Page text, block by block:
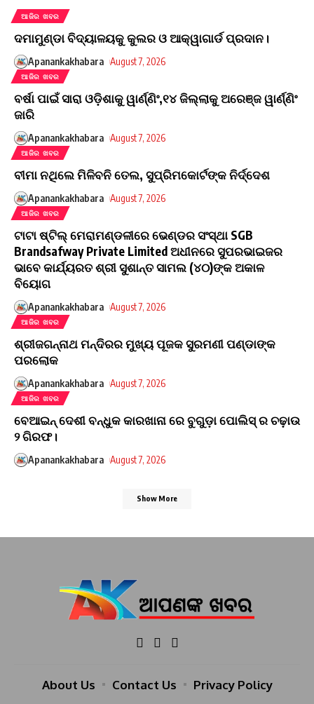
ଆଜିର ଖବର
ଦମାମୁଣ୍ଡା ବିଦ୍ୟାଳୟକୁ କୁଲର ଓ ଆକ୍ୱାଗାର୍ଡ ପ୍ରଦାନ।
Apanankakhabara August 7, 2026
ଆଜିର ଖବର
ବର୍ଷା ପାଇଁ ସାରା ଓଡ଼ିଶାକୁ ୱାର୍ଣ୍ଣିଂ,୧୪ ଜିଲ୍ଲାକୁ ଅରେଞ୍ଜ ୱାର୍ଣ୍ଣିଂ
ଜାରି
Apanankakhabara August 7, 2026
ଆଜିର ଖବର
ବୀମା ନଥିଲେ ମିଳିବନି ତେଲ, ସୁପ୍ରିମକୋର୍ଟଙ୍କ ନିର୍ଦ୍ଦେଶ
Apanankakhabara August 7, 2026
ଆଜିର ଖବର
ଟାଟା ଷ୍ଟିଲ୍ ମେରାମଣ୍ଡଳୀରେ ଭେଣ୍ଡର ସଂସ୍ଥା SGB
Brandsafway Private Limited ଅଧୀନରେ ସୁପରଭାଇଜର
ଭାବେ କାର୍ଯ୍ୟରତ ଶ୍ରୀ ସୁଶାନ୍ତ ସାମଲ (୪୦)ଙ୍କ ଅକାଳ
ବିୟୋଗ
Apanankakhabara August 7, 2026
ଆଜିର ଖବର
ଶ୍ରୀଜଗନ୍ନାଥ ମନ୍ଦିରର ମୁଖ୍ୟ ପୂଜକ ସୁରମଣୀ ପଣ୍ଡାଙ୍କ
ପରଲୋକ
Apanankakhabara August 7, 2026
ଆଜିର ଖବର
ବେଆଇନ୍ ଦେଶୀ ବନ୍ଧୁକ କାରଖାନା ରେ ବୁଗୁଡ଼ା ପୋଲିସ୍ ର ଚଢ଼ାଉ
୨ ଗିରଫ।
Apanankakhabara August 7, 2026
Show More
About Us Contact Us Privacy Policy